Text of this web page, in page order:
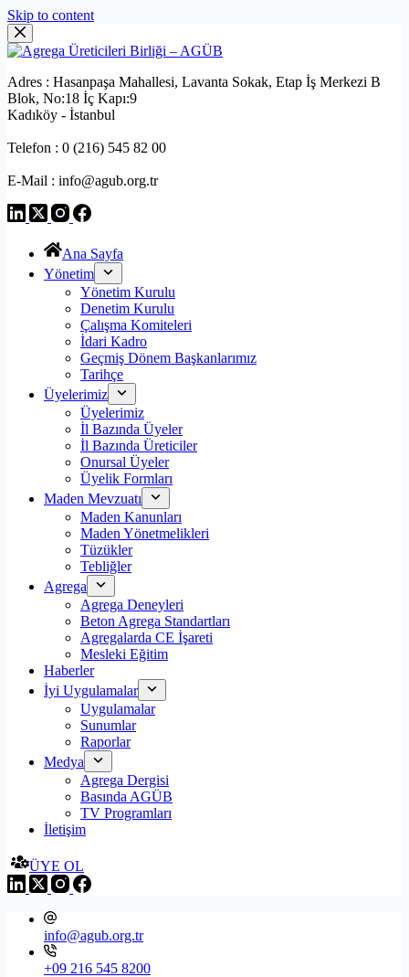
Skip to content
Adres : Hasanpaşa Mahallesi, Lavanta Sokak, Etap İş Merkezi B
Blok, No:18 İç Kapı:9
Kadıköy - İstanbul
Telefon : 0 (216) 545 82 00
E-Mail : info@agub.org.tr
Ana Sayfa
Yönetim
Yönetim Kurulu
Denetim Kurulu
Çalışma Komiteleri
İdari Kadro
Geçmiş Dönem Başkanlarımız
Tarihçe
Üyelerimiz
Üyelerimiz
İl Bazında Üyeler
İl Bazında Üreticiler
Onursal Üyeler
Üyelik Formları
Maden Mevzuatı
Maden Kanunları
Maden Yönetmelikleri
Tüzükler
Tebliğler
Agrega
Agrega Deneyleri
Beton Agrega Standartları
Agregalarda CE İşareti
Mesleki Eğitim
Haberler
İyi Uygulamalar
Uygulamalar
Sunumlar
Raporlar
Medya
Agrega Dergisi
Basında AGÜB
TV Programları
İletişim
ÜYE OL
info@agub.org.tr
+09 216 545 8200